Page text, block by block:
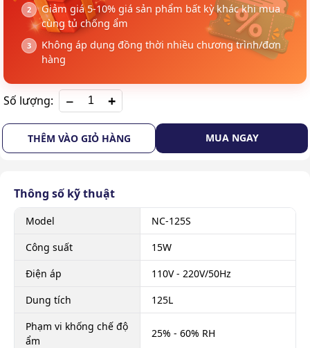
Giảm giá 5-10% giá sản phẩm bất kỳ khác khi mua
cùng tủ chống ẩm
Không áp dụng đồng thời nhiều chương trình/đơn
hàng
Số lượng: +
THÊM VÀO GIỎ HÀNG MUA NGAY
Thông số kỹ thuật
Model
NC-125S
Công suất
15W
Điện áp
110V - 220V/50Hz
Dung tích
125L
Phạm vi khống chế độ
ẩm
25% - 60% RH